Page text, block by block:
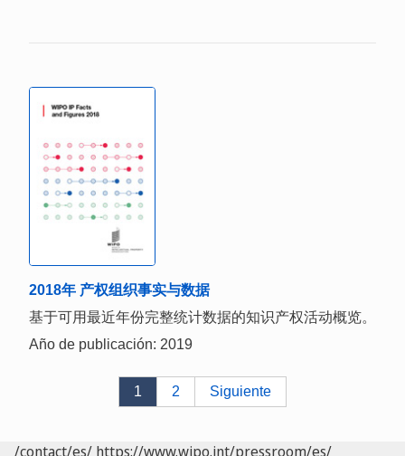
2018年 产权组织事实与数据
基于可用最近年份完整统计数据的知识产权活动概览。
Año de publicación: 2019
1 2 Siguiente
/contact/es/ https://www.wipo.int/pressroom/es/